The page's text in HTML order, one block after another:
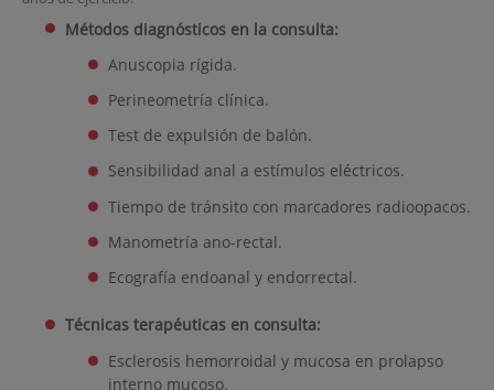
Métodos diagnósticos en la consulta:
Anuscopia rígida.
Perineometría clínica.
Test de expulsión de balón.
Sensibilidad anal a estímulos eléctricos.
Tiempo de tránsito con marcadores radioopacos.
Manometría ano-rectal.
Ecografía endoanal y endorrectal.
Técnicas terapéuticas en consulta:
Esclerosis hemorroidal y mucosa en prolapso
interno mucoso.